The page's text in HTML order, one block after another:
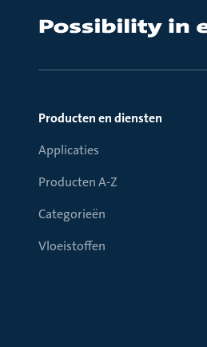
Producten en diensten
Applicaties
Producten A-Z
Categorieën
Vloeistoffen